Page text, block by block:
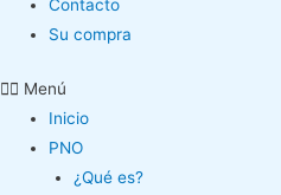
Contacto
Su compra
Menú
Inicio
PNO
¿Qué es?